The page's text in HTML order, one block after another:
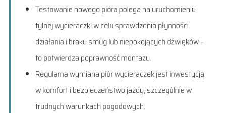
Testowanie nowego pióra polega na uruchomieniu
tylnej wycieraczki w celu sprawdzenia płynności
działania i braku smug lub niepokojących dźwięków –
to potwierdza poprawność montażu.
Regularna wymiana piór wycieraczek jest inwestycją
w komfort i bezpieczeństwo jazdy, szczególnie w
trudnych warunkach pogodowych.